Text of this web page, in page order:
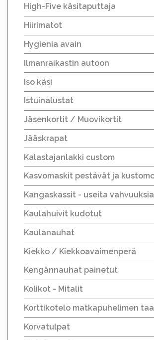
High-Five käsitaputtaja
Hiirimatot
Hygienia avain
Ilmanraikastin autoon
Iso käsi
Istuinalustat
Jäsenkortit / Muovikortit
Jääskrapat
Kalastajanlakki custom
Kasvomaskit pestävät ja
Kangaskassit - useita vahvuuksia
Kaulahuivit kudotut
Kaulanauhat
Kiekko / Kiekkoavaimenperä
Kengännauhat painetut
Kolikot - Mitalit
Korttikotelo matkapuhelimen
Korvatulpat